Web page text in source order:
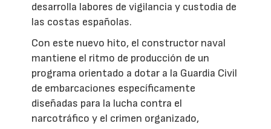
desarrolla labores de vigilancia y custodia de
las costas españolas.
Con este nuevo hito, el constructor naval
mantiene el ritmo de producción de un
programa orientado a dotar a la Guardia Civil
de embarcaciones específicamente
diseñadas para la lucha contra el
narcotráfico y el crimen organizado,